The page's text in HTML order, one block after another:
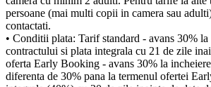
persoane (mai multi copii in camera sau
contactati.
• Conditii plata: Tarif standard - avans 30% la
contractului si plata integrala cu 21 de zile
oferta Early Booking - avans 30% la
diferenta de 30% pana la termenul ofertei